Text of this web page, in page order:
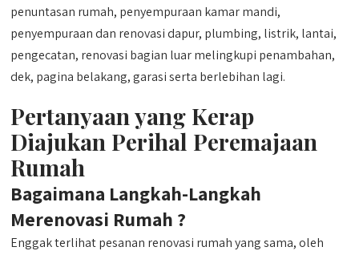
penuntasan rumah, penyempuraan kamar mandi,
penyempuraan dan renovasi dapur, plumbing, listrik, lantai,
pengecatan, renovasi bagian luar melingkupi penambahan,
dek, pagina belakang, garasi serta berlebihan lagi.
Pertanyaan yang Kerap
Diajukan Perihal Peremajaan
Rumah
Bagaimana Langkah-Langkah
Merenovasi Rumah ?
Enggak terlihat pesanan renovasi rumah yang sama, oleh